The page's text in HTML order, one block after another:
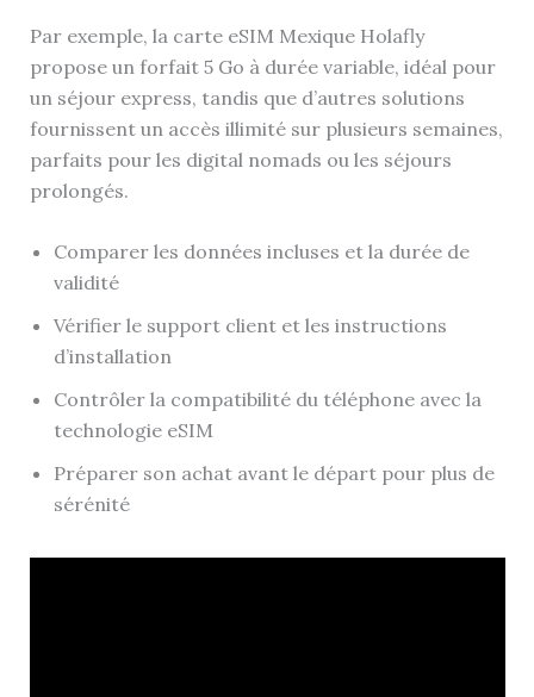
Par exemple, la carte eSIM Mexique Holafly
propose un forfait 5 Go à durée variable, idéal pour
un séjour express, tandis que d’autres solutions
fournissent un accès illimité sur plusieurs semaines,
parfaits pour les digital nomads ou les séjours
prolongés.
Comparer les données incluses et la durée de
validité
Vérifier le support client et les instructions
d’installation
Contrôler la compatibilité du téléphone avec la
technologie eSIM
Préparer son achat avant le départ pour plus de
sérénité